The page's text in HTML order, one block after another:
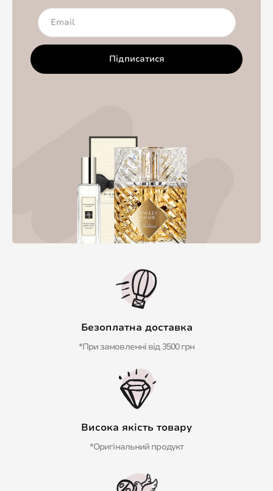
Підписатися
Безоплатна доставка
*При замовленні від 3500 грн
Висока якість товару
*Оригінальний продукт